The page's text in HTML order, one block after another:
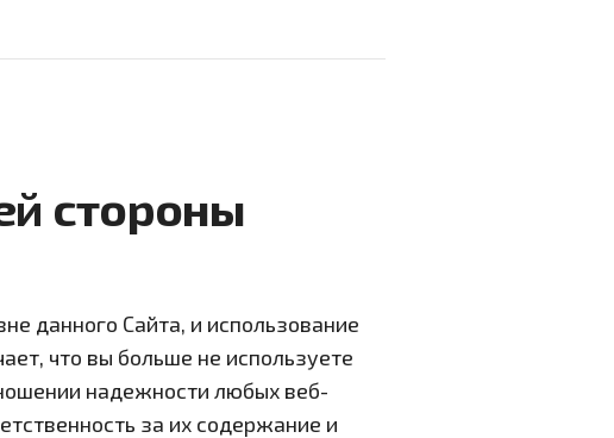
стороны
данного Сайта, и использование
что вы больше не используете
надежности любых веб-
за их содержание и